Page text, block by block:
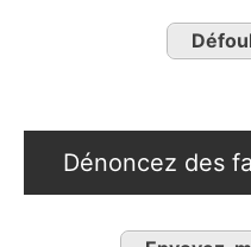
Dénoncez des